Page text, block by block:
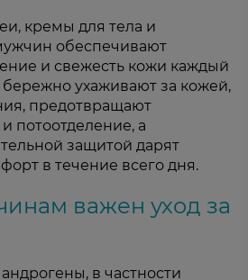
кремы для тела и
обеспечивают
и свежесть кожи каждый
бережно ухаживают за кожей,
предотвращают
потоотделение, а
защитой дарят
в течение всего дня.
важен уход за
в частности